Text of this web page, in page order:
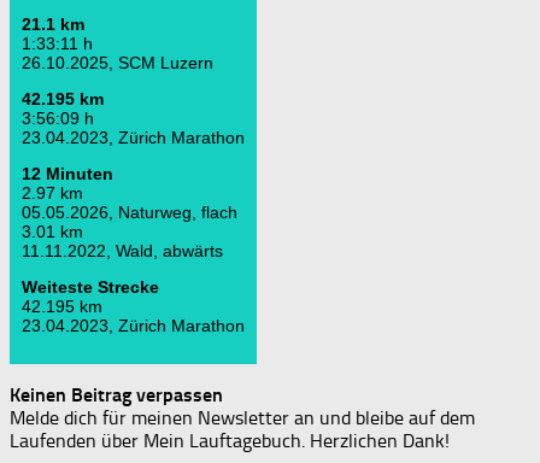
21.1 km
1:33:11 h
26.10.2025, SCM Luzern
42.195 km
3:56:09 h
23.04.2023, Zürich Marathon
12 Minuten
2.97 km
05.05.2026, Naturweg, flach
3.01 km
11.11.2022, Wald, abwärts
Weiteste Strecke
42.195 km
23.04.2023, Zürich Marathon
Keinen Beitrag verpassen
Melde dich für meinen Newsletter an und bleibe auf dem
Laufenden über Mein Lauftagebuch. Herzlichen Dank!